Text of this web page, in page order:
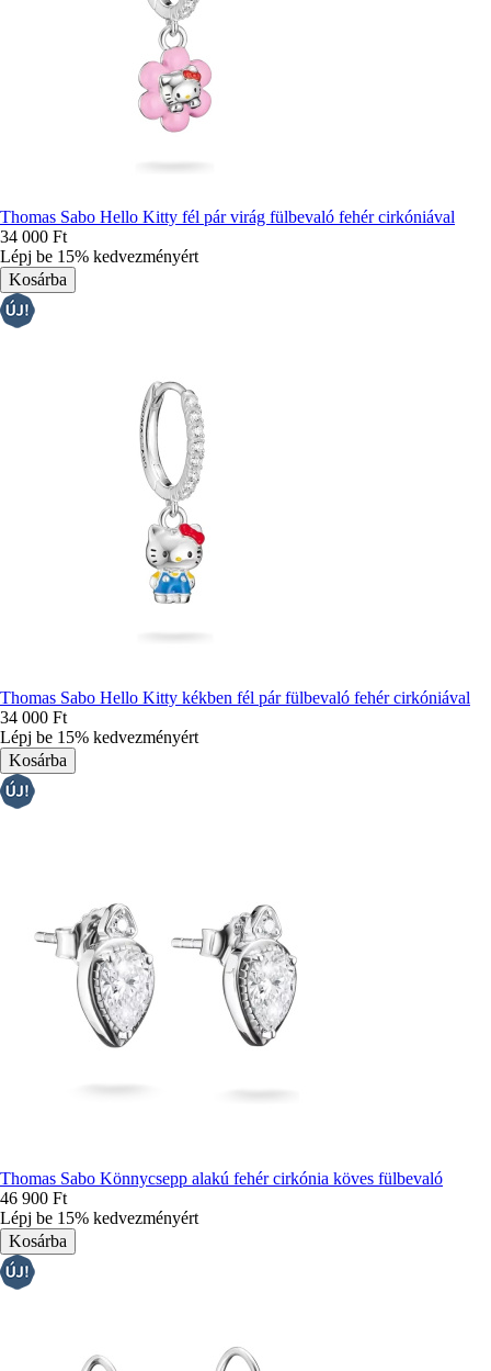
Thomas Sabo Hello Kitty fél pár virág fülbevaló fehér cirkóniával
34 000 Ft
Lépj be 15% kedvezményért
Thomas Sabo Hello Kitty kékben fél pár fülbevaló fehér cirkóniával
34 000 Ft
Lépj be 15% kedvezményért
Thomas Sabo Könnycsepp alakú fehér cirkónia köves fülbevaló
46 900 Ft
Lépj be 15% kedvezményért